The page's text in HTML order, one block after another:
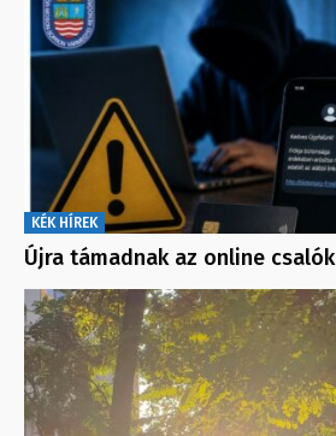
KÉK HÍREK
Újra támadnak az online csalók